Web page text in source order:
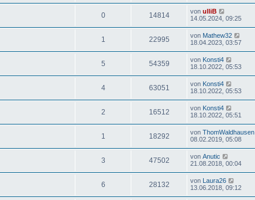
0 14814 von ulliB
14.05.2024, 09:25
1 22995 von Mathew32
18.04.2023, 03:57
5 54359 von Konsti4
18.10.2022, 05:53
4 63051 von Konsti4
18.10.2022, 05:53
2 16512 von Konsti4
18.10.2022, 05:51
1 18292 von ThomWaldhausen
08.02.2019, 05:08
3 47502 von Anutic
21.08.2018, 00:04
6 28132 von Laura26
13.06.2018, 09:12